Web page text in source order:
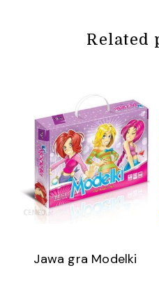
Related
Jawa gra Modelki